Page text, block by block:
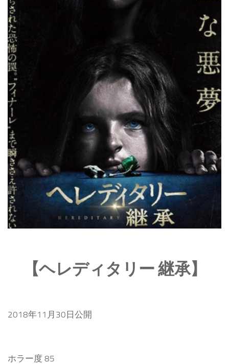
【ヘレディタリー 継承】
2018年11月30日公開
ホラー度 85